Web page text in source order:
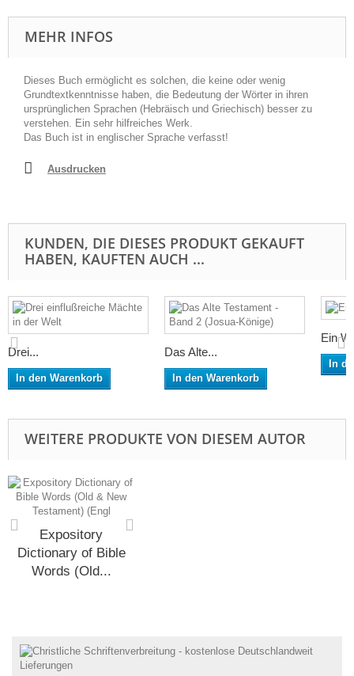
MEHR INFOS
Dieses Buch ermöglicht es solchen, die keine oder wenig
Grundtextkenntnisse haben, die Bedeutung der Wörter in ihren
ursprünglichen Sprachen (Hebräisch und Griechisch) besser zu
verstehen. Ein sehr hilfreiches Werk.
Das Buch ist in englischer Sprache verfasst!
Ausdrucken
KUNDEN, DIE DIESES PRODUKT GEKAUFT
HABEN, KAUFTEN AUCH ...
Drei...
In den Warenkorb
Das Alte...
In den Warenkorb
Ein
In
WEITERE PRODUKTE VON DIESEM AUTOR
Expository
Dictionary of Bible
Words (Old...